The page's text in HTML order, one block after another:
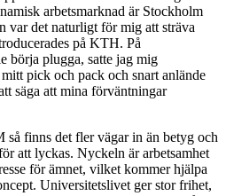
arbetsmarknad är Stockholm
var det naturligt för mig att sträva
på KTH. På
börja plugga, satte jag mig
pick och pack och snart anlände
säga att mina förväntningar
finns det fler vägar in än betyg och
att lyckas. Nyckeln är arbetsamhet
för ämnet, vilket kommer hjälpa
Universitetslivet ger stor frihet,